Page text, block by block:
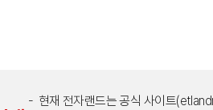
현재 전자랜드는 공식 사이트